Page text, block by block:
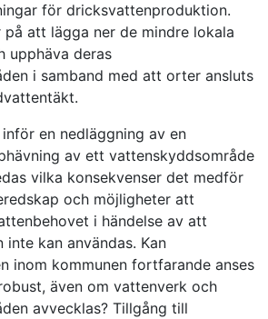
för dricksvattenproduktion.
på att lägga ner de mindre lokala
upphäva deras
i samband med att orter ansluts
en nedläggning av en
av ett vattenskyddsområde
vilka konsekvenser det medför
och möjligheter att
i händelse av att
kan användas. Kan
inom kommunen fortfarande anses
även om vattenverk och
avvecklas? Tillgång till